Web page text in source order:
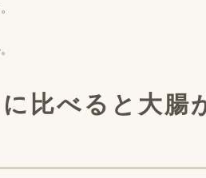
比べると大腸